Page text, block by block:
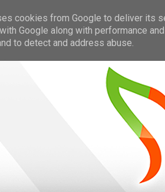
cookies from Google to deliver its
Google along with performance
to detect and address abuse.